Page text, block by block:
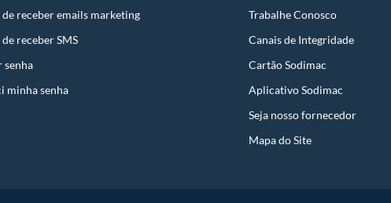
condições de uso;
receber emails marketing
receber SMS
senha
minha senha
Trabalhe Conosco
Canais de Integridade
Cartão Sodimac
Aplicativo Sodimac
Seja nosso fornecedor
Mapa do Site